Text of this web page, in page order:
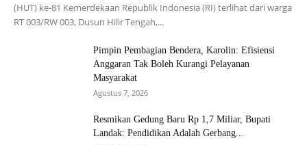
(HUT) ke-81 Kemerdekaan Republik Indonesia (RI) terlihat dari warga
RT 003/RW 003, Dusun Hilir Tengah,...
Pimpin Pembagian Bendera, Karolin: Efisiensi
Anggaran Tak Boleh Kurangi Pelayanan
Masyarakat
Agustus 7, 2026
Resmikan Gedung Baru Rp 1,7 Miliar, Bupati
Landak: Pendidikan Adalah Gerbang...